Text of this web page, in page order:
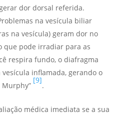
dor dorsal referida.
na vesícula biliar
na vesícula) geram dor no
que pode irradiar para as
respira fundo, o diafragma
inflamada, gerando o
Murphy”
[9]
.
médica imediata se a sua